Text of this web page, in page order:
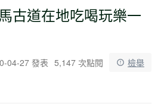
古道在地吃喝玩樂一
04-27 發表 5,147 次點閱 檢舉